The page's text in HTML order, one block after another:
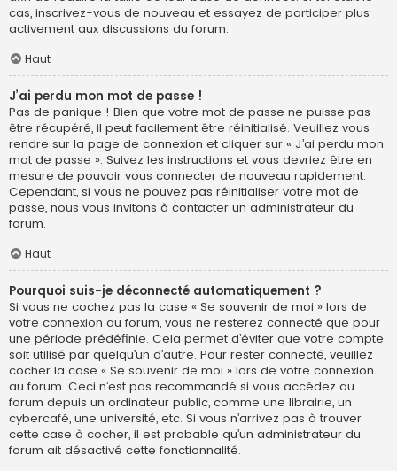
cas, inscrivez-vous de nouveau et essayez de participer plus
activement aux discussions du forum.
Haut
J’ai perdu mon mot de passe !
Pas de panique ! Bien que votre mot de passe ne puisse pas
être récupéré, il peut facilement être réinitialisé. Veuillez vous
rendre sur la page de connexion et cliquer sur « J’ai perdu mon
mot de passe ». Suivez les instructions et vous devriez être en
mesure de pouvoir vous connecter de nouveau rapidement.
Cependant, si vous ne pouvez pas réinitialiser votre mot de
passe, nous vous invitons à contacter un administrateur du
forum.
Haut
Pourquoi suis-je déconnecté automatiquement ?
Si vous ne cochez pas la case « Se souvenir de moi » lors de
votre connexion au forum, vous ne resterez connecté que pour
une période prédéfinie. Cela permet d’éviter que votre compte
soit utilisé par quelqu’un d’autre. Pour rester connecté, veuillez
cocher la case « Se souvenir de moi » lors de votre connexion
au forum. Ceci n’est pas recommandé si vous accédez au
forum depuis un ordinateur public, comme une librairie, un
cybercafé, une université, etc. Si vous n’arrivez pas à trouver
cette case à cocher, il est probable qu’un administrateur du
forum ait désactivé cette fonctionnalité.